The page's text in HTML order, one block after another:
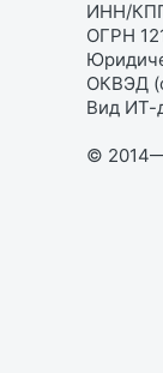
ИНН/
ОГРН
ОКВЭД
Вид ИТ-
©